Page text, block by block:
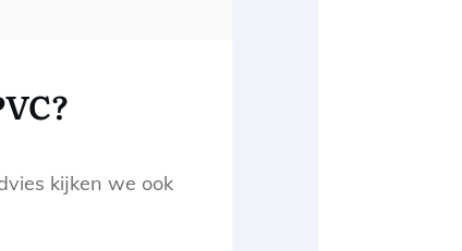
kijken we ook